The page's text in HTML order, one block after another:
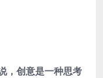
，创意是一种思考